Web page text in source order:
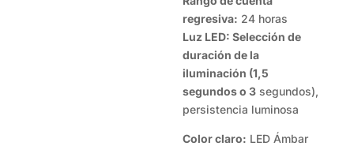
regresiva: 24 horas
Luz LED: Selección de
duración de la
iluminación (1,5
segundos o 3 segundos),
persistencia luminosa
Color claro: LED Ámbar